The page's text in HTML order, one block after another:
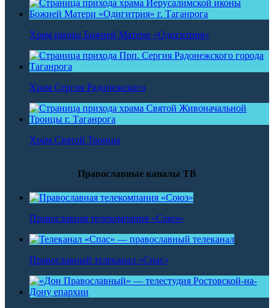
Храм иконы Божией Матери «Одигитрия»
Храм Сергия Радонежского
Храм Святой Троицы
Православные каналы ТВ
Православная телекомпания «Союз»
Православный телеканал «Спас»